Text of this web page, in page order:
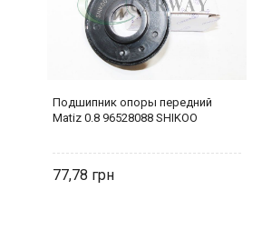
Подшипник опоры передний
Matiz 0.8 96528088 SHIKOO
77,78